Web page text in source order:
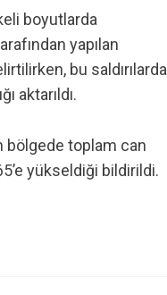
boyutlarda
yapılan
bu saldırılarda
aktarıldı.
bölgede toplam can
yükseldiği bildirildi.